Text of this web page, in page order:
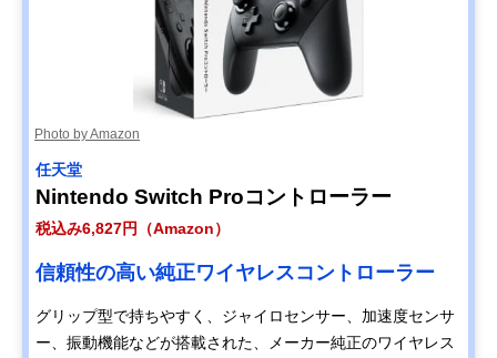
Photo by Amazon
任天堂
Nintendo Switch Proコントローラー
税込み6,827円（Amazon）
信頼性の高い純正ワイヤレスコントローラー
グリップ型で持ちやすく、ジャイロセンサー、加速度センサ
ー、振動機能などが搭載された、メーカー純正のワイヤレス